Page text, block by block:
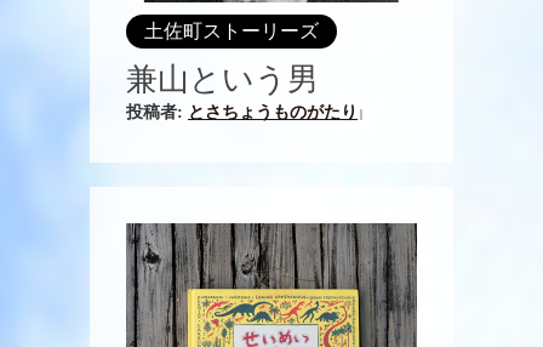
土佐町ストーリーズ
兼山という男
投稿者: とさちょうものがたり